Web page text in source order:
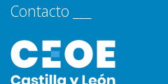
Contacto ___